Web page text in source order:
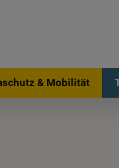
& Mobilität